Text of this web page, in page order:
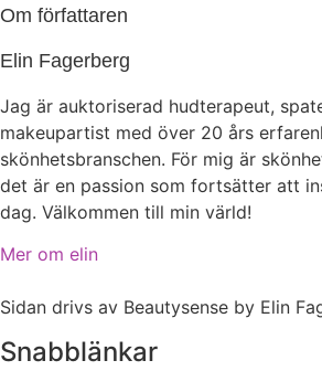
Om författaren
Elin Fagerberg
Jag är auktoriserad hudterapeut,
makeupartist med över 20 års
skönhetsbranschen. För mig är
det är en passion som fortsätter att
dag. Välkommen till min värld!
Mer om elin
Sidan drivs av Beautysense by Elin
Snabblänkar